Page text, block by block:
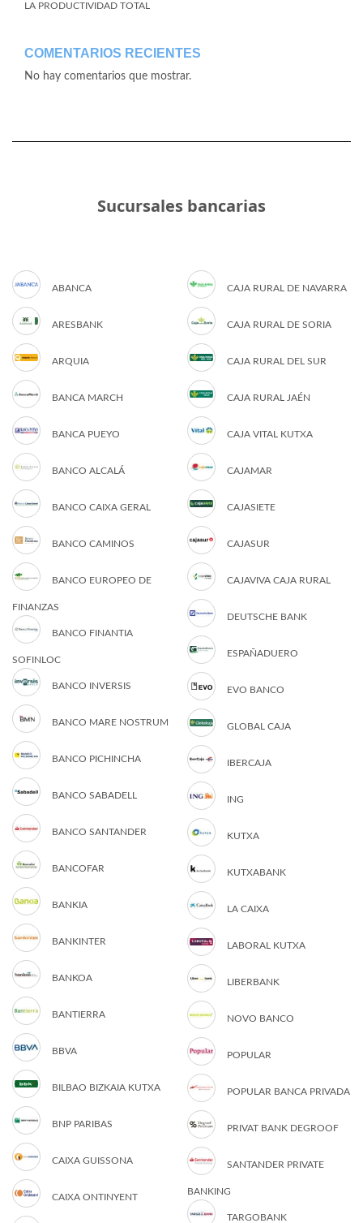
LA PRODUCTIVIDAD TOTAL
COMENTARIOS RECIENTES
No hay comentarios que mostrar.
Sucursales bancarias
ABANCA
ARESBANK
ARQUIA
BANCA MARCH
BANCA PUEYO
BANCO ALCALÁ
BANCO CAIXA GERAL
BANCO CAMINOS
BANCO EUROPEO DE
FINANZAS
BANCO FINANTIA
SOFINLOC
BANCO INVERSIS
BANCO MARE NOSTRUM
BANCO PICHINCHA
BANCO SABADELL
BANCO SANTANDER
BANCOFAR
BANKIA
BANKINTER
BANKOA
BANTIERRA
BBVA
BILBAO BIZKAIA KUTXA
BNP PARIBAS
CAIXA GUISSONA
CAIXA ONTINYENT
CAJA RURAL DE NAVARRA
CAJA RURAL DE SORIA
CAJA RURAL DEL SUR
CAJA RURAL JAÉN
CAJA VITAL KUTXA
CAJAMAR
CAJASIETE
CAJASUR
CAJAVIVA CAJA RURAL
DEUTSCHE BANK
ESPAÑADUERO
EVO BANCO
GLOBAL CAJA
IBERCAJA
ING
KUTXA
KUTXABANK
LA CAIXA
LABORAL KUTXA
LIBERBANK
NOVO BANCO
POPULAR
POPULAR BANCA PRIVADA
PRIVAT BANK DEGROOF
SANTANDER PRIVATE
BANKING
TARGOBANK